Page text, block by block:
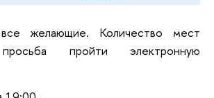
все желающие. Количество мест
пройти электронную